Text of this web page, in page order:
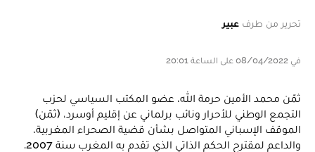
تحرير من طرف عبير
في 08/04/2022 على الساعة 20:01
ثمّن محمد الأمين حرمة الله، عضو المكتب السياسي لحزب
التجمع الوطني للأحرار ونائب برلماني عن إقليم أوسرد، (ثمّن)
الموقف الإسباني المتواصل بشأن قضية الصحراء المغربية،
والداعم لمقترح الحكم الذاتي الذي تقدم به المغرب سنة 2007.